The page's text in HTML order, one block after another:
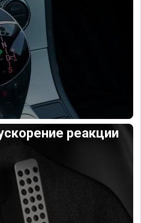
реакции